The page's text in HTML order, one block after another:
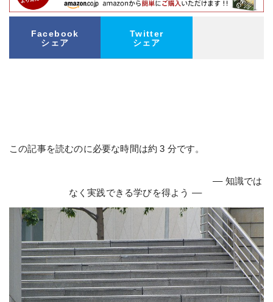
朝の迎え方
お問い合わせ
Facebook
シェア
Twitter
シェア
この記事を読むのに必要な時間は約 3 分です。
–– 知識では
なく実践できる学びを得よう ––